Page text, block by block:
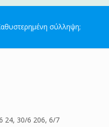
σύλληψη;
24, 30/6 206, 6/7